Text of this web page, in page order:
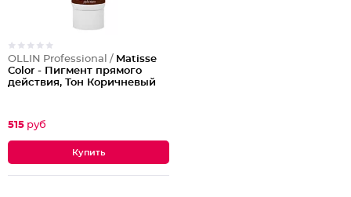
OLLIN Professional / Matisse
Color - Пигмент прямого
действия, Тон Коричневый
515 руб